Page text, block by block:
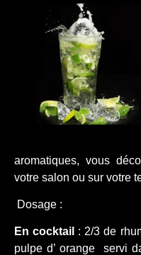
aromatiques, vous
votre salon ou sur votre
Dosage :
En cocktail : 2/3 de
pulpe d’ orange servi